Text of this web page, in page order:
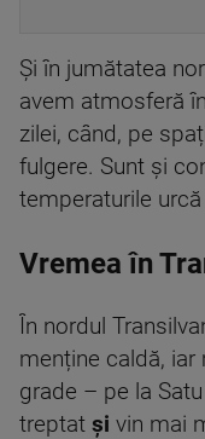
Și în jumătatea
avem atmosferă
zilei, când, pe
fulgere. Sunt și
temperaturile
Vremea în
În nordul
menține caldă,
grade – pe la
treptat și vin mai